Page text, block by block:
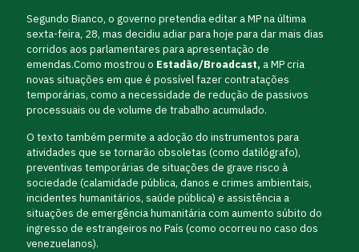
Segundo Bianco, o governo pretendia editar a MP na última
sexta-feira, 28, mas decidiu adiar para hoje para dar mais dias
corridos aos parlamentares para apresentação de
emendas.Como mostrou o Estadão/Broadcast, a MP cria
novas situações em que é possível fazer contratações
temporárias, como a necessidade de redução de passivos
processuais ou de volume de trabalho acumulado.
O texto também permite a adoção do instrumentos para
atividades que se tornarão obsoletas (como datilógrafo),
preventivas temporárias de situações de grave risco à
sociedade (calamidade pública, danos e crimes ambientais,
incidentes humanitários, saúde pública) e assistência a
situações de emergência humanitária com aumento súbito do
ingresso de estrangeiros no País (como ocorreu no caso dos
venezuelanos).